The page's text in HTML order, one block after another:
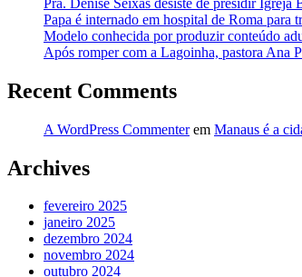
Papa é internado em hospital de Roma para
Modelo conhecida por produzir conteúdo
Após romper com a Lagoinha, pastora Ana
Recent Comments
A WordPress Commenterem Manaus é a
Archives
fevereiro 2025
janeiro 2025
dezembro 2024
novembro 2024
outubro 2024